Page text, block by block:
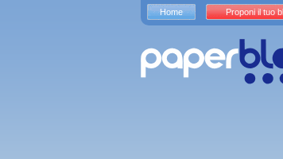
Home Proponi il tuo